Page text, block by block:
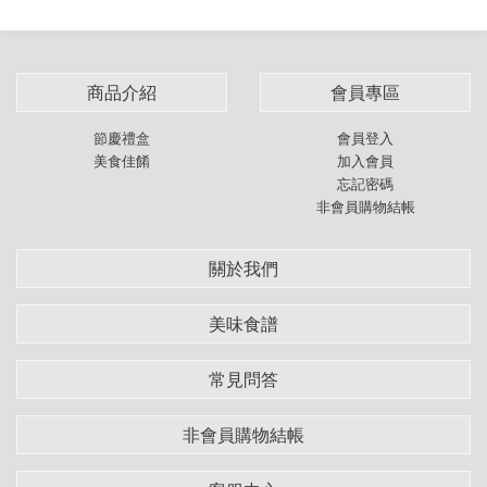
商品介紹
節慶禮盒
美食佳餚
會員專區
會員登入
加入會員
忘記密碼
非會員購物結帳
關於我們
美味食譜
常見問答
非會員購物結帳